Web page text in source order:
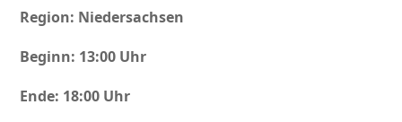
Region: Niedersachsen
Beginn: 13:00 Uhr
Ende: 18:00 Uhr